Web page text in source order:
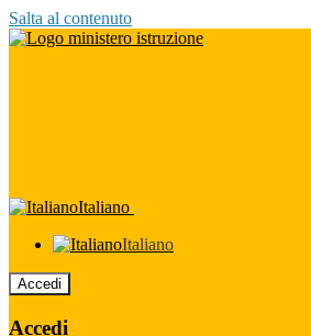
Salta al contenuto
Italiano
Italiano
Accedi
Accedi